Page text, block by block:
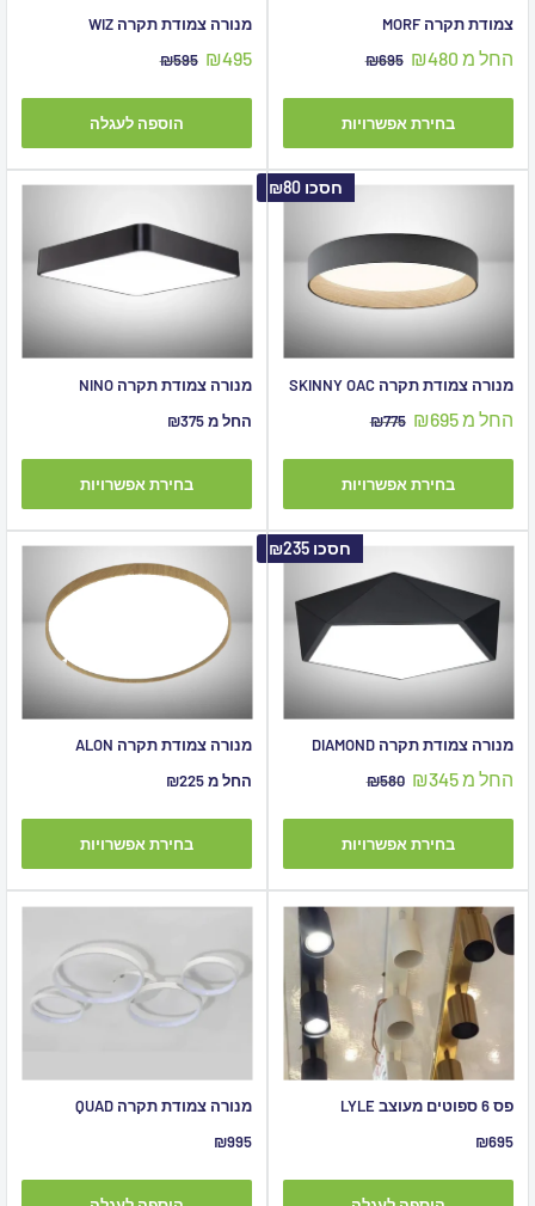
צמודת תקרה MORF
מחיר
החל מ ₪480
מחיר
₪695
בחירת אפשרויות
מנורה צמודת תקרה WIZ
מחיר
₪495 מחיר
₪595
הוספה לעגלה
חסכו ₪80
מנורה צמודת תקרה SKINNY OAC
מחיר
החל מ ₪695
מחיר
₪775
בחירת אפשרויות
מנורה צמודת תקרה NINO
מחיר
החל מ ₪375
בחירת אפשרויות
חסכו ₪235
מנורה צמודת תקרה DIAMOND
מחיר
החל מ ₪345
מחיר
₪580
בחירת אפשרויות
מנורה צמודת תקרה ALON
מחיר
החל מ ₪225
בחירת אפשרויות
פס 6 ספוטים מעוצב LYLE
מחיר
₪695
מנורה צמודת תקרה QUAD
מחיר
₪995